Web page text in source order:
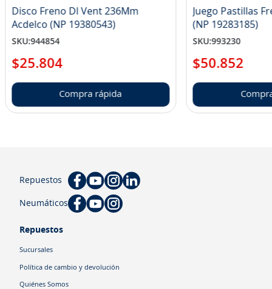
Disco Freno Dl Vent 236Mm
Acdelco (NP 19380543)
SKU:944854
$25.804
Compra rápida
Juego Pastillas
(NP 19283185)
SKU:993230
$50.852
Repuestos
Neumáticos
Repuestos
Sucursales
Política de cambio y devolución
Quiénes Somos